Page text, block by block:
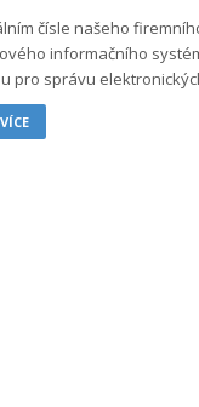
čísle našeho
informačního
pro správu